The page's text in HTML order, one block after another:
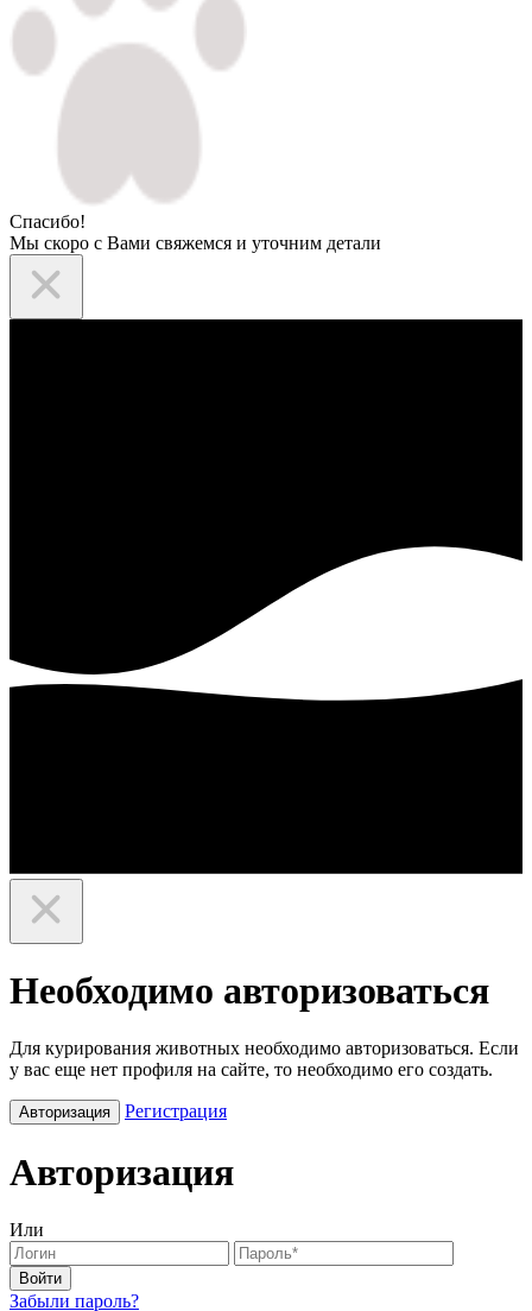
Спасибо!
Мы скоро с Вами свяжемся и уточним детали
Необходимо авторизоваться
Для курирования животных необходимо авторизоваться. Если
у вас еще нет профиля на сайте, то необходимо его создать.
Авторизация Регистрация
Авторизация
Или
Войти
Забыли пароль?